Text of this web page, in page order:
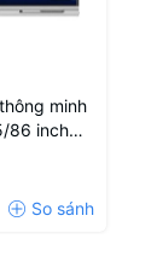
minh
86 inch